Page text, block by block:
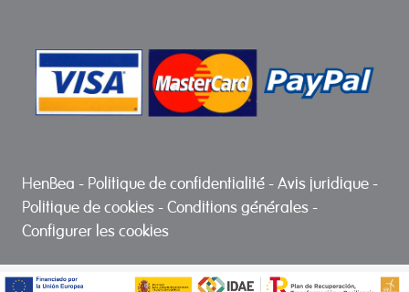
HenBea - Politique de confidentialité -Avis juridique -
Politique de cookies -Conditions générales -
Configurer les cookies